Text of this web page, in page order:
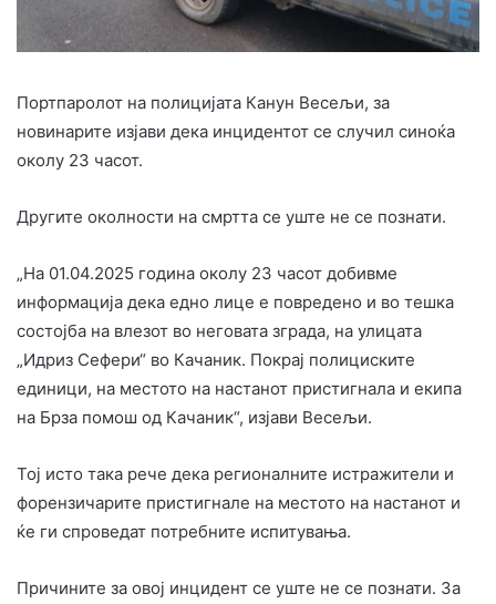
Портпаролот на полицијата Канун Весељи, за
новинарите изјави дека инцидентот се случил синоќа
околу 23 часот.
Другите околности на смртта се уште не се познати.
„На 01.04.2025 година околу 23 часот добивме
информација дека едно лице е повредено и во тешка
состојба на влезот во неговата зграда, на улицата
„Идриз Сефери“ во Качаник. Покрај полициските
единици, на местото на настанот пристигнала и екипа
на Брза помош од Качаник“, изјави Весељи.
Тој исто така рече дека регионалните истражители и
форензичарите пристигнале на местото на настанот и
ќе ги спроведат потребните испитувања.
Причините за овој инцидент се уште не се познати. За